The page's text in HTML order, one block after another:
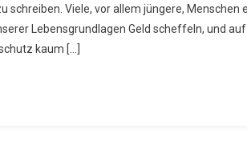
Wut!
schreiben. Viele, vor allem jüngere,
Lebensgrundlagen Geld scheffeln, und
kaum […]